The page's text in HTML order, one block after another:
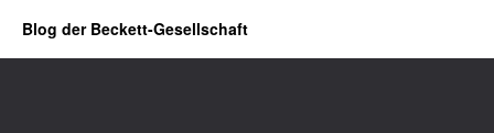
Blog der Beckett-Gesellschaft